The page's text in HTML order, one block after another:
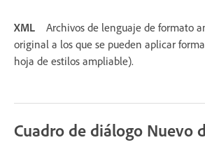
XML
Archivos de lenguaje de formato
original a los que se pueden aplicar
hoja de estilos ampliable).
Cuadro de diálogo Nuevo